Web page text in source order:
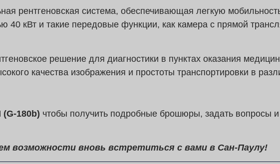
рентгеновская система, обеспечивающая легкую
40 кВт и такие передовые функции, как камера с прямой
решение для диагностики в пунктах оказания
качества изображения и простоты транспортировки в
(G-180b) чтобы получить подробные брошюры, задать вопросы
возможности вновь встретиться с вами в Сан-Паулу!